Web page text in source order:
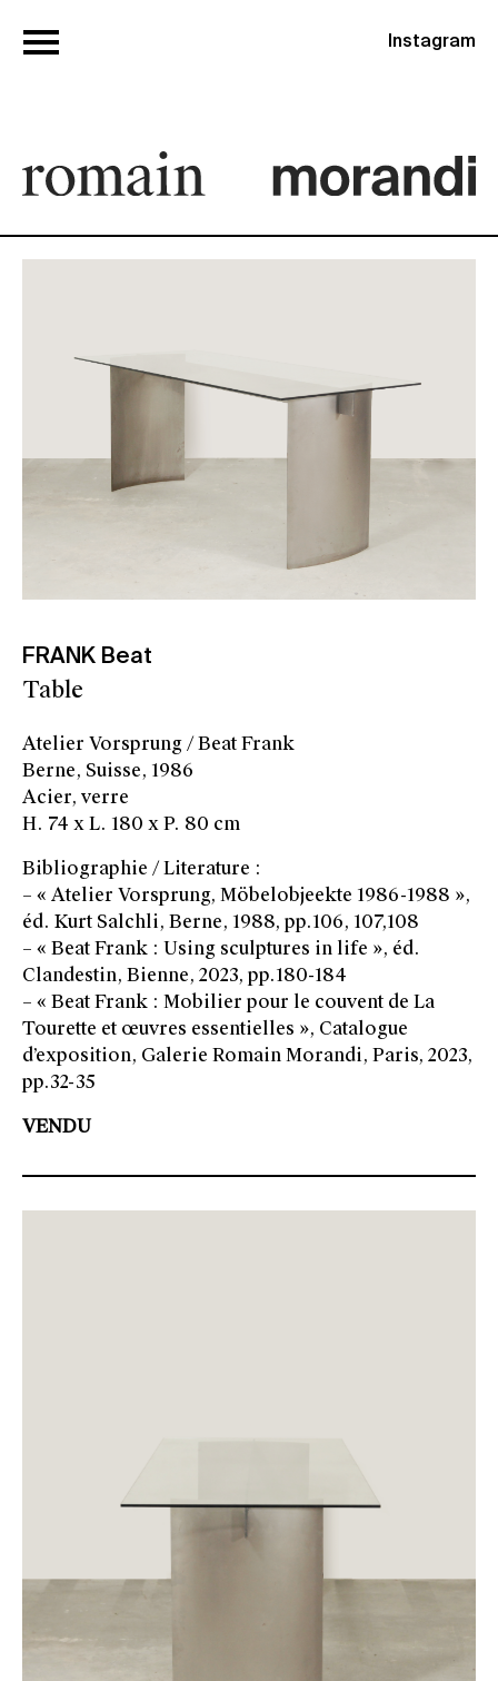
Instagram
FRANK Beat
Table
Atelier Vorsprung / Beat Frank
Berne, Suisse, 1986
Acier, verre
H. 74 x L. 180 x P. 80 cm
Bibliographie / Literature :
– « Atelier Vorsprung, Möbelobjeekte 1986-1988 »,
éd. Kurt Salchli, Berne, 1988, pp.106, 107,108
– « Beat Frank : Using sculptures in life », éd.
Clandestin, Bienne, 2023, pp.180-184
– « Beat Frank : Mobilier pour le couvent de La
Tourette et œuvres essentielles », Catalogue
d’exposition, Galerie Romain Morandi, Paris, 2023,
pp.32-35
VENDU